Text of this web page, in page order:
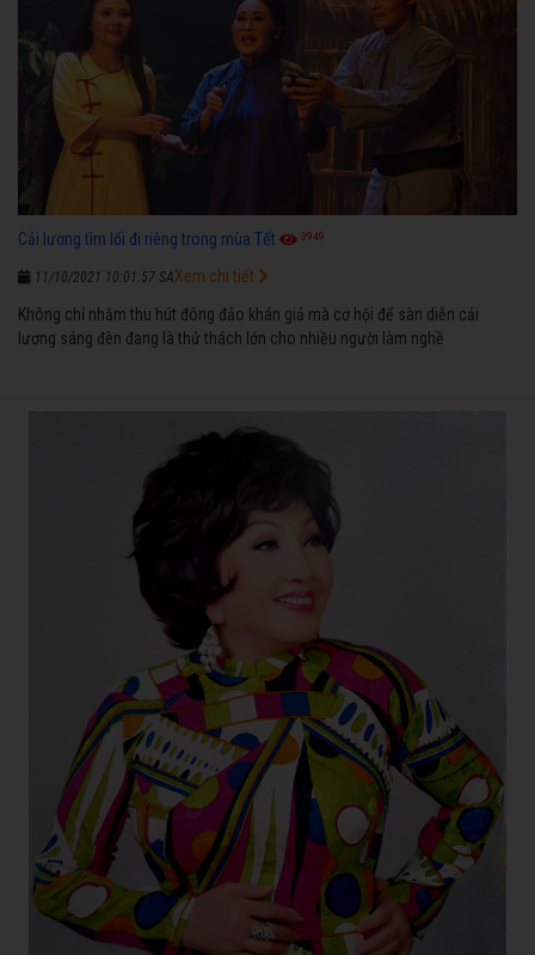
Cải lương tìm lối đi riêng trong mùa Tết 3949
11/10/2021 10:01:57 SA
Không chỉ nhằm thu hút đông đảo khán giả mà cơ hội để sàn diễn cải
lương sáng đèn đang là thử thách lớn cho nhiều người làm nghề
Xem chi tiết